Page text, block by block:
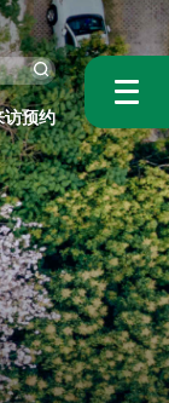
访预约